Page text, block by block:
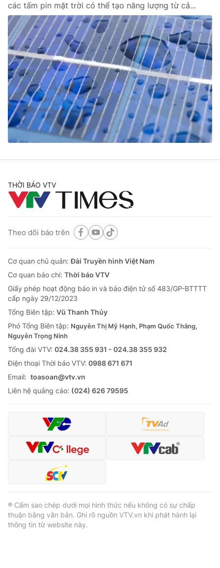
Ðiện thoại Thời báo VTV:024.66 897 897
Email:toasoan@vtv.vn
Liên hệ quảng cáo:024-7300.7108
thuận bằng văn bản. Ghi rõ nguồn VTV.vn khi phát hành lại
thông tin từ website này.
các tấm pin mặt trời có thể tạo năng lượng từ cả...
THỜI BÁO VTV
Theo dõi báo trên
Cơ quan chủ quản:Đài Truyền hình Việt Nam
Cơ quan báo chí: Thời báo VTV
Giấy phép hoạt động báo in và báo điện tử số 483/GP-BTTTT
cấp ngày 29/12/2023
Tổng Biên tập: Vũ Thanh Thủy
Phó Tổng Biên tập: Nguyễn Thị Mỹ Hạnh, Phạm Quốc Thắng,
Nguyễn Trọng Ninh
Tổng đài VTV: 024.38 355 931 - 024.38 355 932
Ðiện thoại Thời báo VTV: 0988 671 671
Email: toasoan@vtv.vn
Liên hệ quảng cáo: (024) 626 79595
® Cấm sao chép dưới mọi hình thức nếu không có sự chấp
thuận bằng văn bản. Ghi rõ nguồn VTV.vn khi phát hành lại
thông tin từ website này.